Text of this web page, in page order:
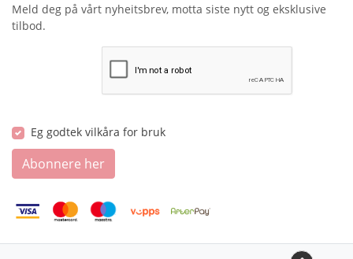
Meld deg på vårt nyheitsbrev, motta siste nytt og eksklusive
tilbod.
Eg godtek vilkåra for bruk
Abonnere her